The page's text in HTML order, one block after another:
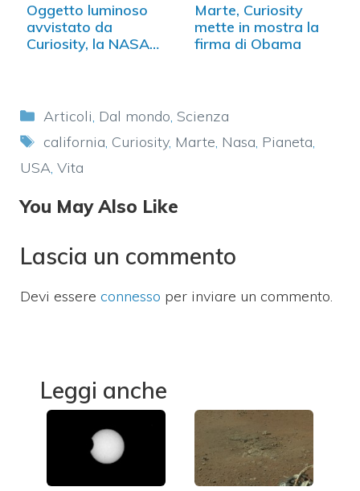
Oggetto luminoso
avvistato da
Curiosity, la NASA
Marte, Curiosity
mette in mostra la
firma di Obama
Categorie
Articoli, Dal mondo, Scienza
Tag
california, Curiosity, Marte, Nasa, Pianeta,
USA, Vita
You May Also Like
Lascia un commento
Devi essere connesso per inviare un commento.
Leggi anche